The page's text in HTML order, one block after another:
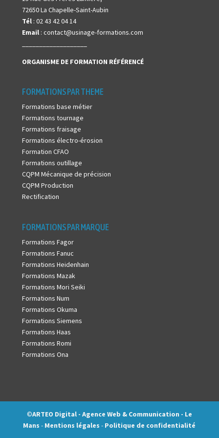
72650 La Chapelle-Saint-Aubin
Tél: 02 43 42 04 14
Email: contact@usinage-formations.com
ORGANISME DE FORMATION RÉFÉRENCÉ
FORMATIONS PAR THEME
Formations base métier
Formations tournage
Formations fraisage
Formations électro-érosion
Formation CFAO
Formations outillage
CQPM Mécanique de précision
CQPM Production
Rectification
FORMATIONS PAR MARQUE
Formations Fagor
Formations Fanuc
Formations Heidenhain
Formations Mazak
Formations Mori Seiki
Formations Num
Formations Okuma
Formations Siemens
Formations Haas
Formations Romi
Formations Ona
©ARTEO Digital - Agence Web & Communication - Le
Mans - Mentions légales- Politique de confidentialité